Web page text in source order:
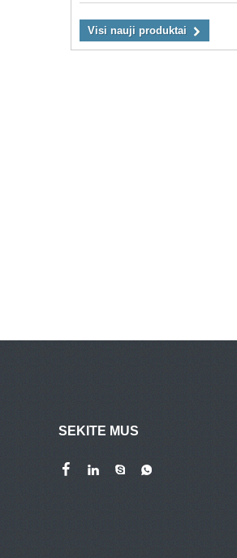
Visi nauji produktai
SEKITE MUS